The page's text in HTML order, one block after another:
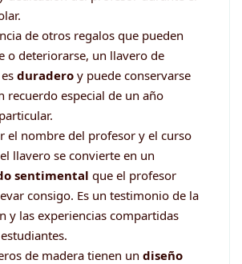
de otros regalos que pueden
o deteriorarse, un llavero de
duradero y puede conservarse
recuerdo especial de un año
el nombre del profesor y el curso
llavero se convierte en un
sentimental que el profesor
consigo. Es un testimonio de la
y las experiencias compartidas
de madera tienen un diseño